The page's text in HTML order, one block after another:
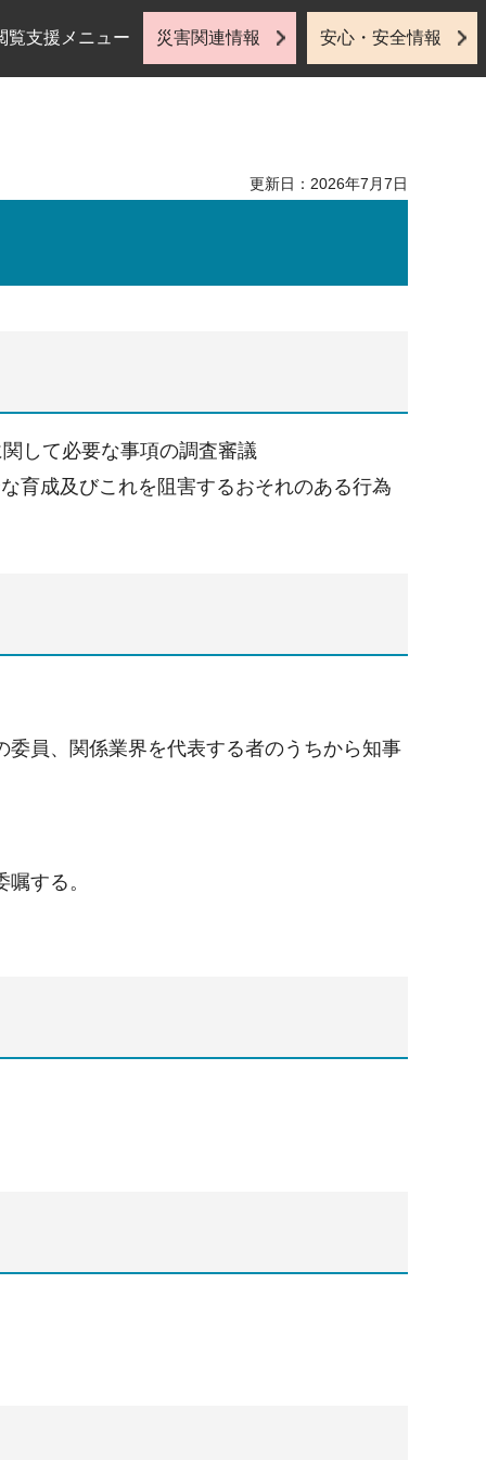
覧支援メニュー 災害関連情報 安心・安全情報
更新日：2026年7月7日
して必要な事項の調査審議
育成及びこれを阻害するおそれのある行為
員、関係業界を代表する者のうちから知事
する。